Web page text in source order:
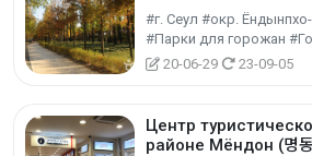
#г. Сеул #окр. Ёндынпхо-
20-06-29
23-09-05
Центр
районе Мёндон (명동